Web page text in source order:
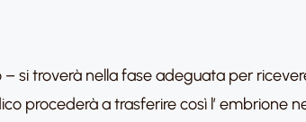
si troverà nella fase adeguata per
procederà a trasferire così l’ embrione